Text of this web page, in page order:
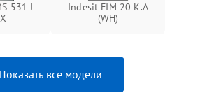
531 J
Indesit FIM 20 K.A
(WH)
Показать все модели